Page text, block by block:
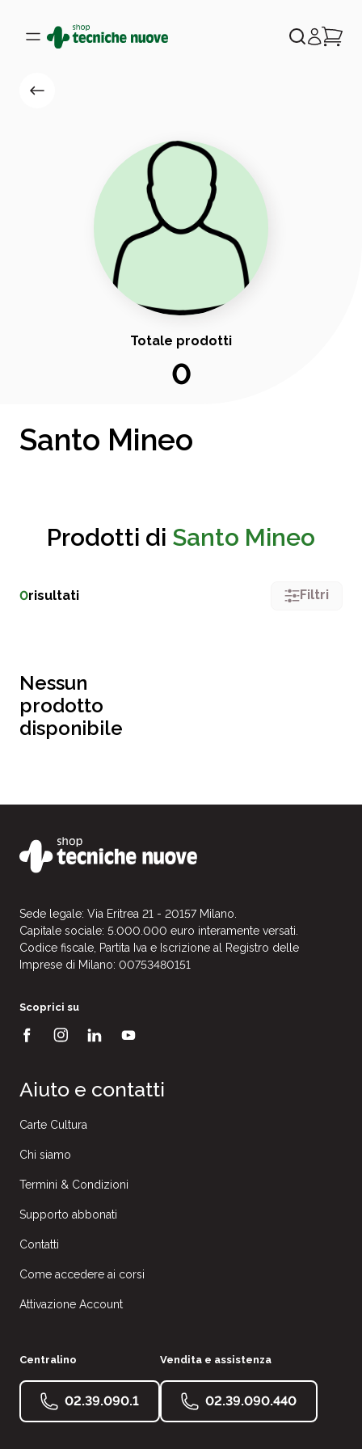
Totale prodotti
0
Santo Mineo
Prodotti di Santo Mineo
0risultati Filtri
Nessun
prodotto
disponibile
Sede legale: Via Eritrea 21 - 20157 Milano.
Capitale sociale: 5.000.000 euro interamente versati.
Codice fiscale, Partita Iva e Iscrizione al Registro delle
Imprese di Milano: 00753480151
Scoprici su
Aiuto e contatti
Carte Cultura
Chi siamo
Termini & Condizioni
Supporto abbonati
Contatti
Come accedere ai corsi
Attivazione Account
Centralino
02.39.090.1
Vendita e assistenza
02.39.090.440